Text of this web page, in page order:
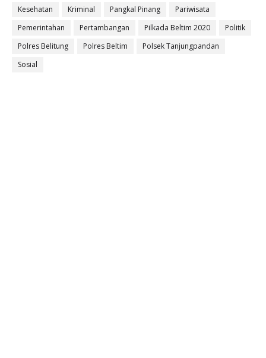
Kesehatan
Kriminal Pangkal Pinang
Pariwisata
Pemerintahan
Pertambangan Pilkada Beltim 2020
Politik
Polres Belitung
Polres Beltim
Polsek Tanjungpandan
Sosial